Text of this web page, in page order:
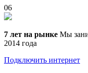
06
7 лет на рынке Мы
2014 года
Подключить интернет